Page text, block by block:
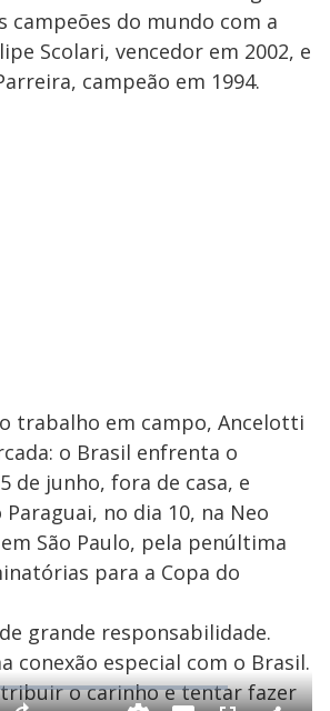
campeões do mundo com a
Scolari, vencedor em 2002, e
campeão em 1994.
trabalho em campo, Ancelotti
o Brasil enfrenta o
de junho, fora de casa, e
no dia 10, na Neo
São Paulo, pela penúltima
para a Copa do
grande responsabilidade.
conexão especial com o Brasil.
o carinho e tentar fazer